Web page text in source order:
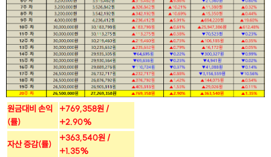
원금대비 손익
(률)
+769,358원 /
+2.90%
자산 증감(률)
+363,540원 /
+1.35%